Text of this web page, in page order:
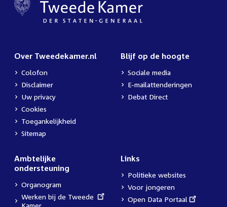
Over Tweedekamer.nl
Colofon
Disclaimer
Uw privacy
Cookies
Toegankelijkheid
Sitemap
Blijf op de hoogte
Sociale media
E-mailattenderingen
Debat Direct
Ambtelijke
ondersteuning
Organogram
External
link:
Werken bij de Tweede
Kamer
Links
Politieke websites
Voor jongeren
External
Open Data Portaal